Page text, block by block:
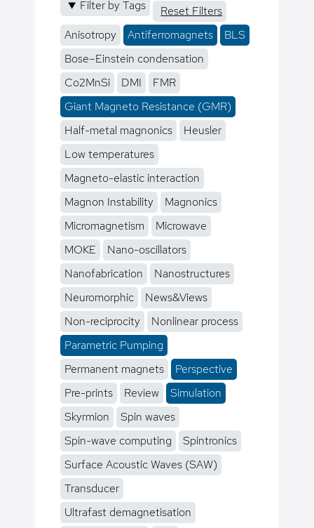
Filter by Tags
Reset Filters
Anisotropy
Antiferromagnets
BLS
Bose–Einstein condensation
Co2MnSi
DMI
FMR
Giant Magneto Resistance (GMR)
Half-metal magnonics
Heusler
Low temperatures
Magneto-elastic interaction
Magnon Instability
Magnonics
Micromagnetism
Microwave
MOKE
Nano-oscillators
Nanofabrication
Nanostructures
Neuromorphic
News&Views
Non-reciprocity
Nonlinear process
Parametric Pumping
Permanent magnets
Perspective
Pre-prints
Review
Simulation
Skyrmion
Spin waves
Spin-wave computing
Spintronics
Surface Acoustic Waves (SAW)
Transducer
Ultrafast demagnetisation